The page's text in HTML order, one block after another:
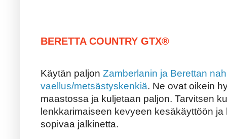
BERETTA COUNTRY GTX®
Käytän paljon Zamberlanin ja Berettan
vaellus/metsästyskenkiä. Ne ovat oikein
maastossa ja kuljetaan paljon. Tarvitsen
lenkkarimaiseen kevyeen kesäkäyttöön
sopivaa jalkinetta.